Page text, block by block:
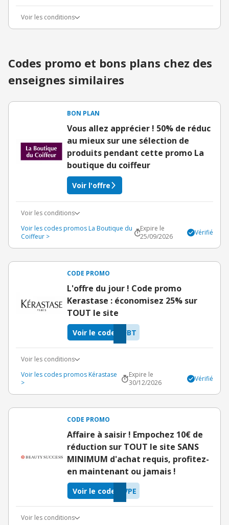
Voir les conditions
Codes promo et bons plans chez des
enseignes similaires
BON PLAN
Vous allez apprécier ! 50% de réduc
au mieux sur une sélection de
produits pendant cette promo La
boutique du coiffeur
Voir l'offre
Voir les conditions
Voir les codes promos La Boutique du
Coiffeur >
Expire le
25/09/2026
Vérifié
CODE PROMO
L'offre du jour ! Code promo
Kerastase : économisez 25% sur
TOUT le site
FBT
Voir le code
Voir les conditions
Voir les codes promos Kérastase
>
Expire le
30/12/2026
Vérifié
CODE PROMO
Affaire à saisir ! Empochez 10€ de
réduction sur TOUT le site SANS
MINIMUM d'achat requis, profitez-
en maintenant ou jamais !
7PE
Voir le code
Voir les conditions